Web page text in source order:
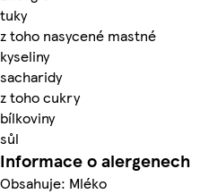
tuky
z toho nasycené mastné
kyseliny
sacharidy
z toho cukry
bílkoviny
sůl
Informace o alergenech
Obsahuje: Mléko